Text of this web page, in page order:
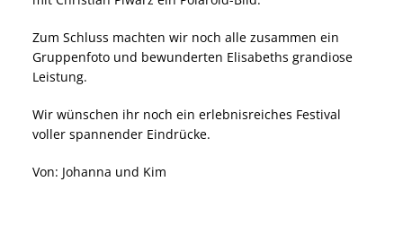
Zum Schluss machten wir noch alle zusammen ein
Gruppenfoto und bewunderten Elisabeths grandiose
Leistung.
Wir wünschen ihr noch ein erlebnisreiches Festival
voller spannender Eindrücke.
Von: Johanna und Kim